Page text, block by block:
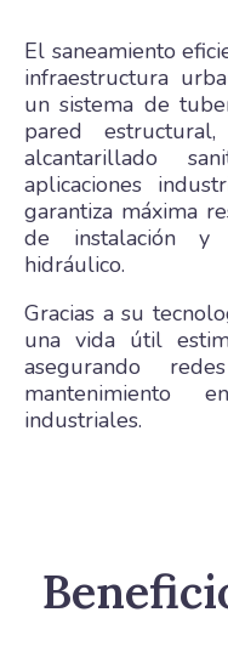
El saneamiento
infraestructura
un sistema de
pared
alcantarillado
aplicaciones
garantiza máxima
de instalación y
hidráulico.
Gracias a su
una vida útil
asegurando
mantenimiento
industriales.